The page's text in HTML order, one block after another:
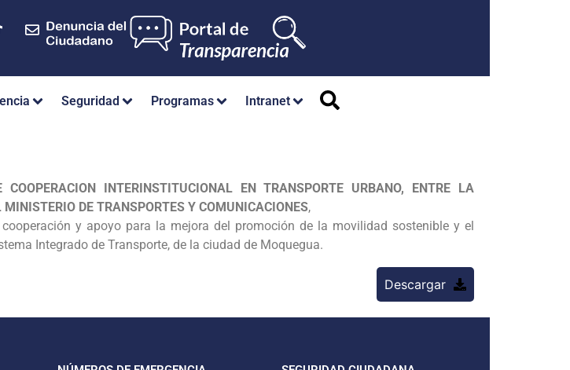
Seguridad Programas Intranet
COOPERACION INTERINSTITUCIONAL EN TRANSPORTE URBANO, ENTRE LA
DE TRANSPORTES Y COMUNICACIONES,
y apoyo para la mejora del promoción de la movilidad sostenible y el
Integrado de Transporte, de la ciudad de Moquegua.
Descargar